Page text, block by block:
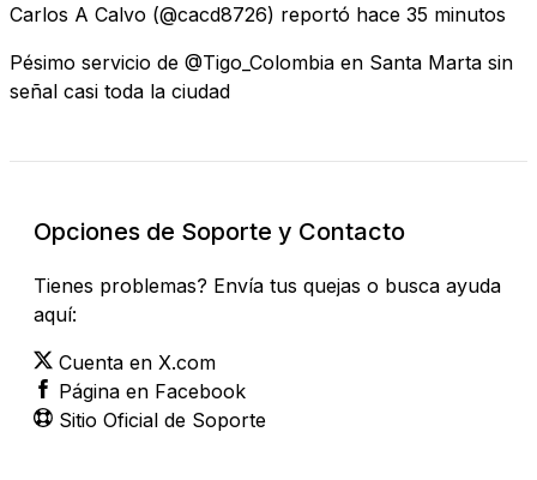
Carlos A Calvo (@cacd8726) reportó hace 35 minutos
Pésimo servicio de @Tigo_Colombia en Santa Marta sin
señal casi toda la ciudad
Opciones de Soporte y Contacto
Tienes problemas? Envía tus quejas o busca ayuda
aquí:
Cuenta en X.com
Página en Facebook
Sitio Oficial de Soporte